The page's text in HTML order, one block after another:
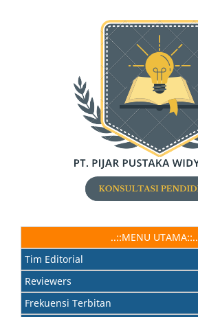
..::MENU UTAMA::..
Tim Editorial
Reviewers
Frekuensi Terbitan